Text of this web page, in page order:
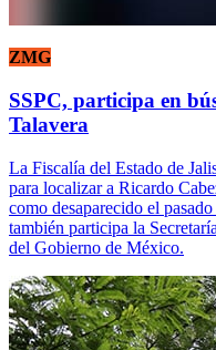
ZMG
SSPC, participa en
Talavera
La Fiscalía del Estado de
para localizar a Ricardo
como desaparecido el
también participa la
del Gobierno de México.